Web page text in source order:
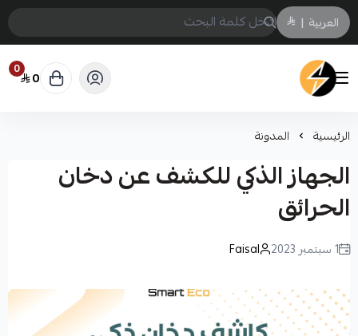
العربية |
سمارت ايكو Smart Eco
0 0
الرئيسية المدونة
الجهاز الذكي للكشف عن دخان
الحرائق
1 سبتمبر 2023 Faisal